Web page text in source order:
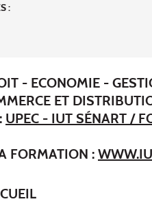
:
- ECONOMIE -
ET
UPEC - IUT SÉNART /
FORMATION :